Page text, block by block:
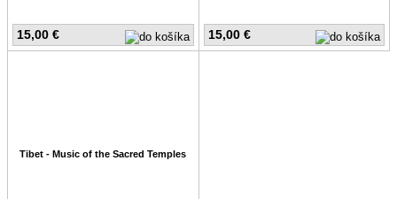
15,00 € 15,00 €
Tibet - Music of the Sacred Temples